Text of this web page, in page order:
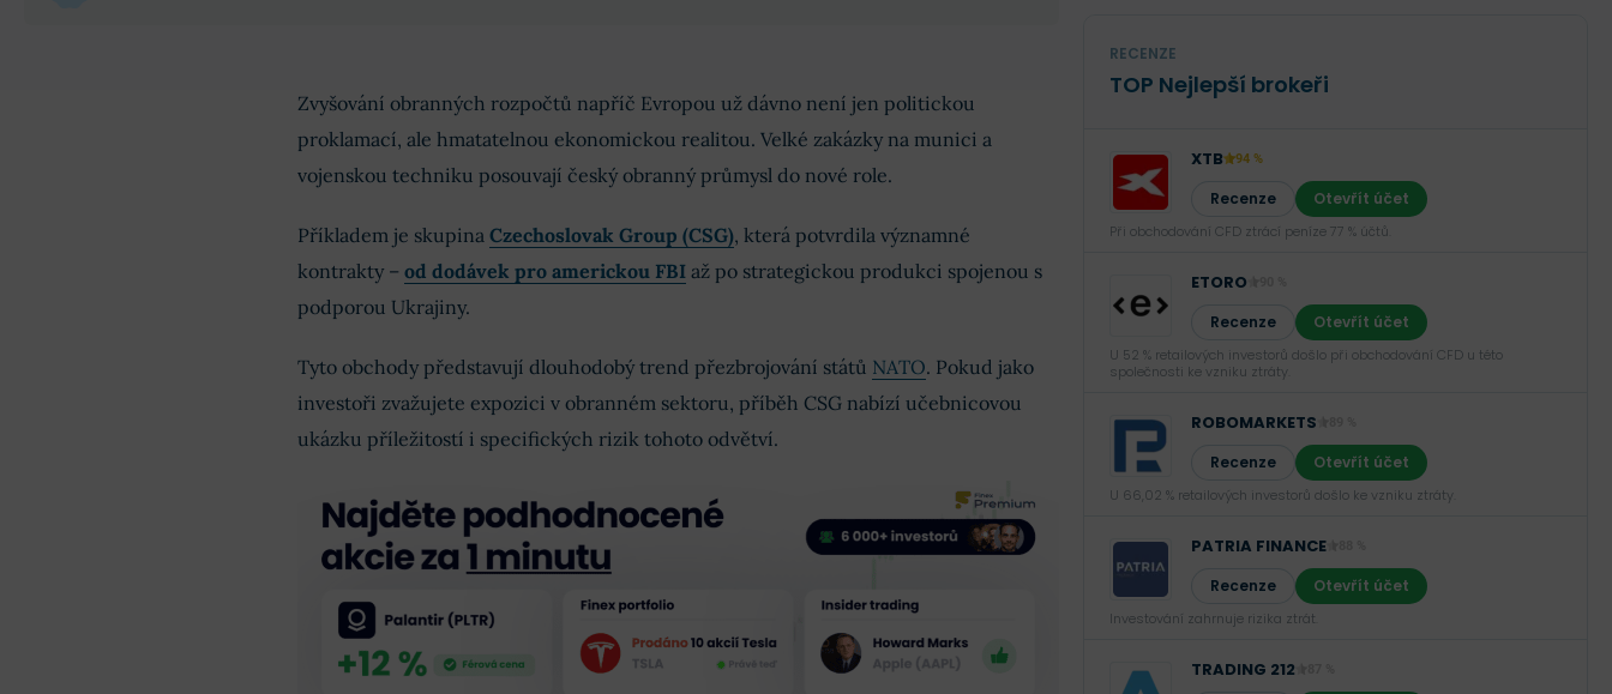
Zvyšování obranných rozpočtů napříč Evropou už dávno není jen politickou
proklamací, ale hmatatelnou ekonomickou realitou. Velké zakázky na munici a
vojenskou techniku posouvají český obranný průmysl do nové role.
Příkladem je skupina Czechoslovak Group (CSG), která potvrdila významné
kontrakty – od dodávek pro americkou FBIaž po strategickou produkci spojenou s
podporou Ukrajiny.
Tyto obchody představují dlouhodobý trend přezbrojování států NATO. Pokud jako
investoři zvažujete expozici v obranném sektoru, příběh CSG nabízí učebnicovou
ukázku příležitostí i specifických rizik tohoto odvětví.
RECENZE
TOP Nejlepší brokeři
XTB 94 %
Recenze Otevřít účet
Při obchodování CFD ztrácí peníze 77 % účtů.
ETORO
Recenze Otevřít účet
U 52 % retailových investorů došlo při obchodování CFD u této
společnosti ke vzniku ztráty.
ROBOMARKETS
Recenze Otevřít účet
U 66,02 % retailových investorů došlo ke vzniku ztráty.
PATRIA FINANCE
Recenze Otevřít účet
Investování zahrnuje rizika ztrát.‎
TRADING 212